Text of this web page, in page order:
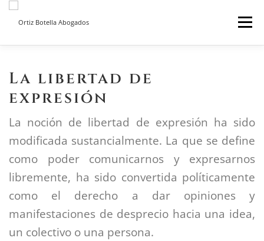
Saltar
Menú
La libertad de
expresión
La noción de libertad de expresión ha sido
modificada sustancialmente. La que se define
como poder comunicarnos y expresarnos
libremente, ha sido convertida políticamente
como el derecho a dar opiniones y
manifestaciones de desprecio hacia una idea,
un colectivo o una persona.